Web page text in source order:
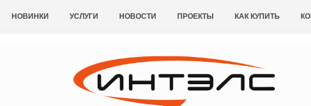
НОВИНКИ УСЛУГИ НОВОСТИ ПРОЕКТЫ КАК КУПИТЬ